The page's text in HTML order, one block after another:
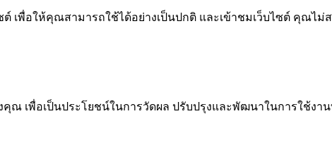
เพื่อให้คุณสามารถใช้ได้อย่างเป็นปกติ และเข้าชมเว็บไซต์ คุณไม่
ณ เพื่อเป็นประโยชน์ในการวัดผล ปรับปรุงและพัฒนาในการใช้งา